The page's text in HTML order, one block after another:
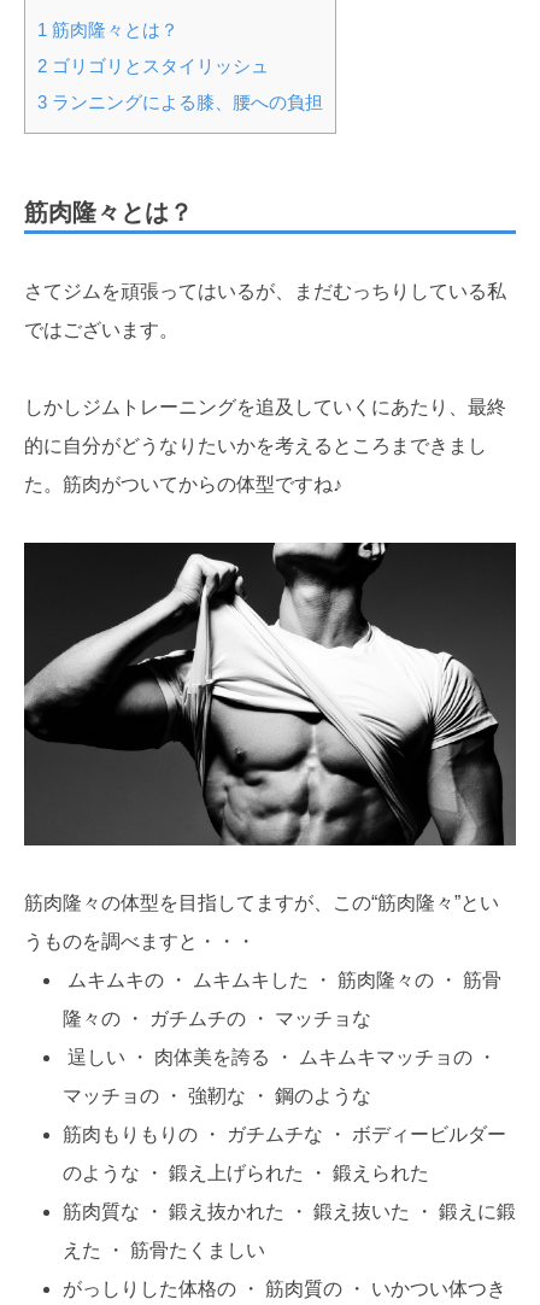
1 筋肉隆々とは？
2 ゴリゴリとスタイリッシュ
3 ランニングによる膝、腰への負担
筋肉隆々とは？
さてジムを頑張ってはいるが、まだむっちりしている私
ではございます。
しかしジムトレーニングを追及していくにあたり、最終
的に自分がどうなりたいかを考えるところまできまし
た。筋肉がついてからの体型ですね♪
筋肉隆々の体型を目指してますが、この“筋肉隆々”とい
うものを調べますと・・・
ムキムキの ・ ムキムキした ・ 筋肉隆々の ・ 筋骨
隆々の ・ ガチムチの ・ マッチョな
逞しい ・ 肉体美を誇る ・ ムキムキマッチョの ・
マッチョの ・ 強靭な ・ 鋼のような
筋肉もりもりの ・ ガチムチな ・ ボディービルダー
のような ・ 鍛え上げられた ・ 鍛えられた
筋肉質な ・ 鍛え抜かれた ・ 鍛え抜いた ・ 鍛えに鍛
えた ・ 筋骨たくましい
がっしりした体格の ・ 筋肉質の ・ いかつい体つき